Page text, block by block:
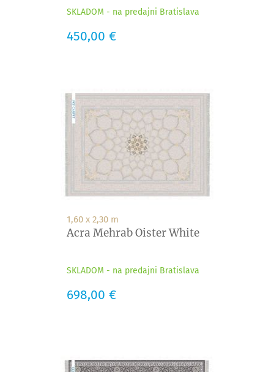
SKLADOM - na predajni Bratislava
Cena
450,00 €
1,60 x 2,30 m
Acra Mehrab Oister White
SKLADOM - na predajni Bratislava
Cena
698,00 €